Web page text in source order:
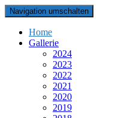
Navigation umschalten
Home
Gallerie
2024
2023
2022
2021
2020
2019